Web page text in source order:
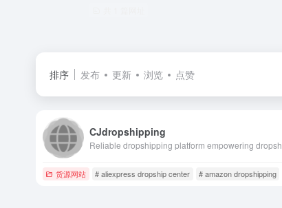
排序 发布 更新 浏览 点赞
CJdropshipping
货源网站 # aliexpress dropship center # amazon dropshipping